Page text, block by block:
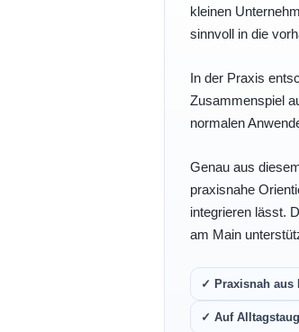
kleinen
sinnvoll in die
In der Praxis
Zusammenspiel
normalen
Genau aus
praxisnahe
integrieren lässt.
am Main
✓ Praxisnah aus
✓ Auf